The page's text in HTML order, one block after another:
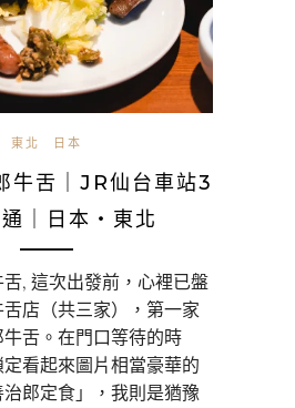
東北 日本
牛舌｜JR仙台車站3
｜日本・東北
, 這次出發前，心裡已盤
店（共三家），第一家
舌。在門口等待的時
看起來圖片相當豪華的
郎定食」，我則是猶豫